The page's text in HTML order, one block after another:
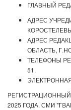
ГЛАВНЫЙ
АДРЕС
АДРЕС
ОБЛАСТЬ,
ТЕЛЕФОНЫ
51.
ЭЛЕКТРОННАЯ
РЕГИСТРАЦИОННЫЙ
2025 ГОДА. СМИ